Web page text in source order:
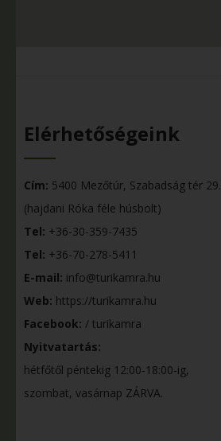
Elérhetőségeink
Cím: 5400 Mezőtúr, Szabadság tér 29.
(hajdani Róka féle húsbolt)
Tel: +36-30-359-7435
Tel: +36-70-278-5411
E-mail: info@turikamra.hu
Web: https://turikamra.hu
Facebook: / turikamra
Nyitvatartás:
hétfőtől péntekig 12:00-18:00-ig,
szombat, vasárnap ZÁRVA.